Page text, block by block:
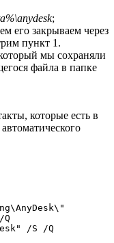
;
его закрываем через
пункт 1.
мы сохраняли
файла в папке
которые есть в
Q
/S /Q